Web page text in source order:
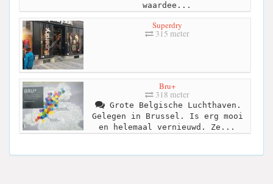
waardee...
Superdry
315 meter
Bru+
318 meter
Grote Belgische Luchthaven.
Gelegen in Brussel. Is erg mooi
en helemaal vernieuwd. Ze...